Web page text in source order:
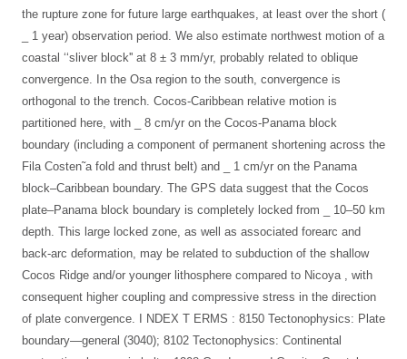
the rupture zone for future large earthquakes, at least over the short (
_ 1 year) observation period. We also estimate northwest motion of a
coastal ‘‘sliver block'' at 8 ± 3 mm/yr, probably related to oblique
convergence. In the Osa region to the south, convergence is
orthogonal to the trench. Cocos-Caribbean relative motion is
partitioned here, with _ 8 cm/yr on the Cocos-Panama block
boundary (including a component of permanent shortening across the
Fila Costen˜a fold and thrust belt) and _ 1 cm/yr on the Panama
block–Caribbean boundary. The GPS data suggest that the Cocos
plate–Panama block boundary is completely locked from _ 10–50 km
depth. This large locked zone, as well as associated forearc and
back-arc deformation, may be related to subduction of the shallow
Cocos Ridge and/or younger lithosphere compared to Nicoya , with
consequent higher coupling and compressive stress in the direction
of plate convergence. I NDEX T ERMS : 8150 Tectonophysics: Plate
boundary—general (3040); 8102 Tectonophysics: Continental